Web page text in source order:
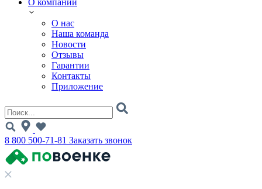
О компании
О нас
Наша команда
Новости
Отзывы
Гарантии
Контакты
Приложение
8 800 500-71-81 Заказать звонок